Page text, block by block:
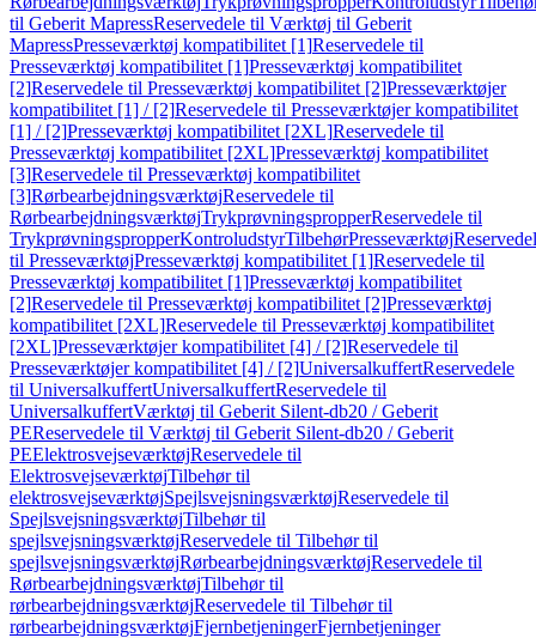
til Geberit MapressReservedele til Værktøj til Geberit
MapressPresseværktøj kompatibilitet [1]Reservedele til
Presseværktøj kompatibilitet [1]Presseværktøj kompatibilitet
[2]Reservedele til Presseværktøj kompatibilitet [2]Presseværktøjer
kompatibilitet [1] / [2]Reservedele til Presseværktøjer kompatibilitet
[1] / [2]Presseværktøj kompatibilitet [2XL]Reservedele til
Presseværktøj kompatibilitet [2XL]Presseværktøj kompatibilitet
[3]Reservedele til Presseværktøj kompatibilitet
[3]RørbearbejdningsværktøjReservedele til
RørbearbejdningsværktøjTrykprøvningspropperReservedele til
TrykprøvningspropperKontroludstyrTilbehørPresseværktøj
til PresseværktøjPresseværktøj kompatibilitet [1]Reservedele til
Presseværktøj kompatibilitet [1]Presseværktøj kompatibilitet
[2]Reservedele til Presseværktøj kompatibilitet [2]Presseværktøj
kompatibilitet [2XL]Reservedele til Presseværktøj kompatibilitet
[2XL]Presseværktøjer kompatibilitet [4] / [2]Reservedele til
Presseværktøjer kompatibilitet [4] / [2]UniversalkuffertReservedele
til UniversalkuffertUniversalkuffertReservedele til
UniversalkuffertVærktøj til Geberit Silent-db20 / Geberit
PEReservedele til Værktøj til Geberit Silent-db20 / Geberit
PEElektrosvejseværktøjReservedele til
ElektrosvejseværktøjTilbehør til
elektrosvejseværktøjSpejlsvejsningsværktøjReservedele til
SpejlsvejsningsværktøjTilbehør til
spejlsvejsningsværktøjReservedele til Tilbehør til
spejlsvejsningsværktøjRørbearbejdningsværktøjReservedele til
RørbearbejdningsværktøjTilbehør til
rørbearbejdningsværktøjReservedele til Tilbehør til
rørbearbejdningsværktøjFjernbetjeningerFjernbetjeninger